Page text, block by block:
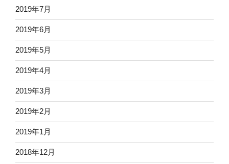
2019年7月
2019年6月
2019年5月
2019年4月
2019年3月
2019年2月
2019年1月
2018年12月